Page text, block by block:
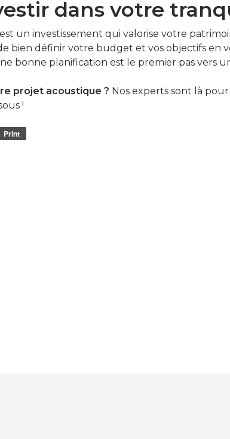
dans votre
un investissement qui valorise votre
bien définir votre budget et vos objectifs en
bonne planification est le premier pas vers
projet acoustique ? Nos experts sont là
!
Print